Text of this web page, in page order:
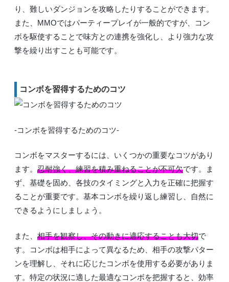
り、難しいダンジョンを攻略したりすることができます。
また、MMOではパーティープレイが一般的ですが、コン
ボを駆使することで味方との連携を強化し、より強力な攻
撃を繰り出すことも可能です。
コンボを習得するためのコツ
-コンボを習得するためのコツ-
コンボをマスターするには、いくつかの重要なコツがあり
ます。 忍耐強く、練習を積み重ねることが不可欠です。ま
ず、基礎を固め、各技のタイミングと入力を正確に把握す
ることが重要です。基本コンボを繰り返し練習し、自然に
できるようにしましょう。
また、 相手を観察し、その動きに適応することも大切で
す。コンボは相手によって異なるため、相手の攻撃パター
ンを理解し、それに応じたコンボを使用する必要がありま
す。特定の状況に適した最適なコンボを把握すると、効率